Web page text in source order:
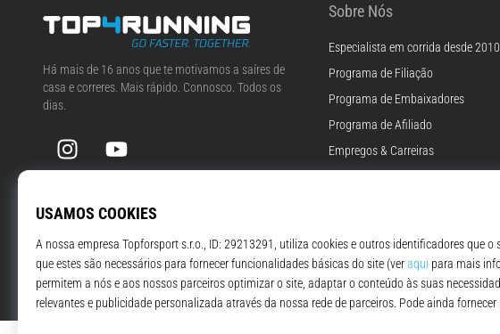
Top4Running.pt
Há mais de 16 anos que te motivamos a saíres de
casa e correres. Mais rápido. Connosco. Todos os
dias.
InstagramYouTube
Sobre Nós
Especialista em corrida desde 2010
Programa de Filiação
Programa de Embaixadores
Programa de Afiliado
Empregos & Carreiras